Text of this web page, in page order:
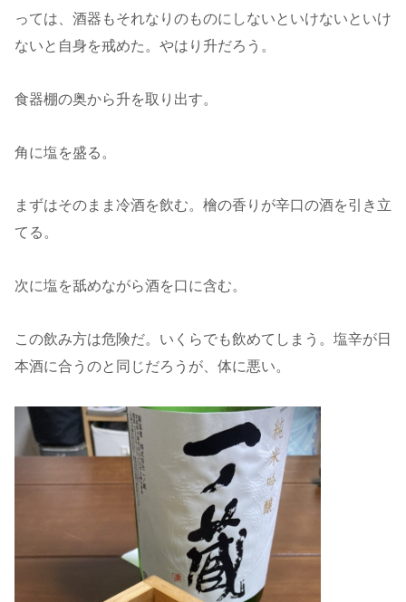
っては、酒器もそれなりのものにしないといけないといけ
ないと自身を戒めた。やはり升だろう。
食器棚の奥から升を取り出す。
角に塩を盛る。
まずはそのまま冷酒を飲む。檜の香りが辛口の酒を引き立
てる。
次に塩を舐めながら酒を口に含む。
この飲み方は危険だ。いくらでも飲めてしまう。塩辛が日
本酒に合うのと同じだろうが、体に悪い。